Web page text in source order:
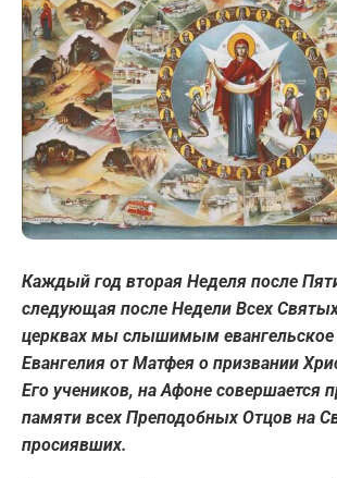
Каждый год вторая Неделя после
следующая после Недели Всех
церквах мы слышимым евангельское
Евангелия от Матфея о призвании
Его учеников, на Афоне совершается
памяти всех Преподобных Отцов на
просиявших.